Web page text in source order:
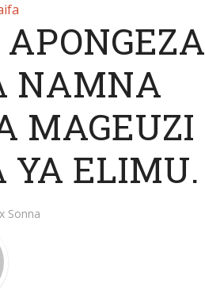
NAMNA
MAGEUZI
YA ELIMU.
Sonna